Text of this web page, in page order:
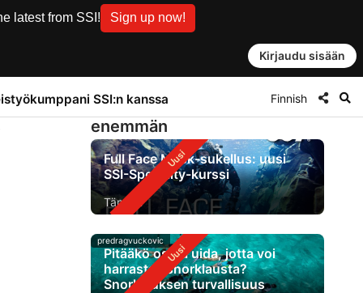
latest from SSI! Sign up now!
Kirjaudu sisään
SSI:n kanssa Finnish
enemmän
Full Face Mask-sukellus: uusi
SSI-Specialty-kurssi
Tänään
predragvuckovic
Pitääkö osata uida, jotta voi
harrastaa snorklausta?
Snorklauksen turvallisuus